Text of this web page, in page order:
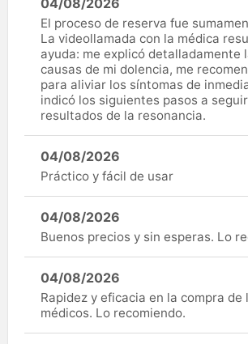
El proceso de reserva fue
La videollamada con la médica
ayuda: me explicó detalladamente
causas de mi dolencia, me
para aliviar los síntomas de
indicó los siguientes pasos a
resultados de la resonancia.
04/08/2026
Práctico y fácil de usar
04/08/2026
Buenos precios y sin esperas. Lo
04/08/2026
Rapidez y eficacia en la compra de
médicos. Lo recomiendo.